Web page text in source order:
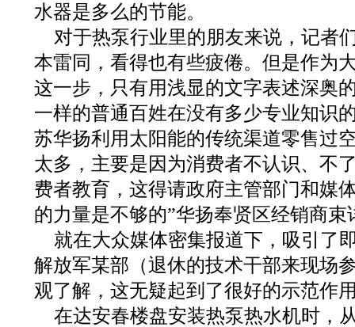
水器是多么的节能。
对于热泵行业里的朋友来说，记者
本雷同，看得也有些疲倦。但是作为
这一步，只有用浅显的文字表述深奥
一样的普通百姓在没有多少专业知识
苏华扬利用太阳能的传统渠道零售过
太多，主要是因为消费者不认识、不
费者教育，这得请政府主管部门和媒
的力量是不够的”华扬奉贤区经销商束
就在大众媒体密集报道下，吸引了
解放军某部（退休的技术干部来现场
观了解，这无疑起到了很好的示范作
在达安春楼盘安装热泵热水机时，